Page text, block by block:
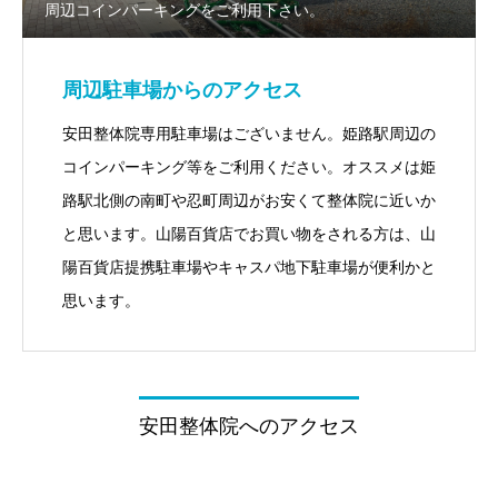
周辺コインパーキングをご利用下さい。
周辺駐車場からのアクセス
安田整体院専用駐車場はございません。姫路駅周辺の
コインパーキング等をご利用ください。オススメは姫
路駅北側の南町や忍町周辺がお安くて整体院に近いか
と思います。山陽百貨店でお買い物をされる方は、山
陽百貨店提携駐車場やキャスパ地下駐車場が便利かと
思います。
安田整体院へのアクセス